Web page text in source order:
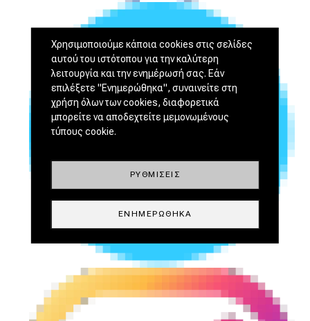
Χρησιμοποιούμε κάποια cookies στις σελίδες
αυτού του ιστότοπου για την καλύτερη
λειτουργία και την ενημέρωσή σας. Εάν
επιλέξετε "Ενημερώθηκα", συναινείτε στη
χρήση όλων των cookies, διαφορετικά
μπορείτε να αποδεχτείτε μεμονωμένους
τύπους cookie.
ΡΥΘΜΊΣΕΙΣ
ΕΝΗΜΕΡΏΘΗΚΑ